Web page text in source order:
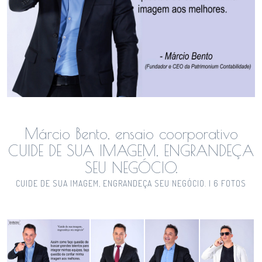
Márcio Bento, ensaio coorporativo
CUIDE DE SUA IMAGEM, ENGRANDEÇA
SEU NEGÓCIO.
CUIDE DE SUA IMAGEM, ENGRANDEÇA SEU NEGÓCIO. | 6 FOTOS
Guardar Guardar Guardar Guardar